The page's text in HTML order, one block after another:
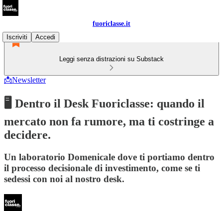
fuoriclasse.it
Iscriviti
Accedi
Leggi senza distrazioni su Substack
📩Newsletter
🖥️ Dentro il Desk Fuoriclasse: quando il
mercato non fa rumore, ma ti costringe a
decidere.
Un laboratorio Domenicale dove ti portiamo dentro
il processo decisionale di investimento, come se ti
sedessi con noi al nostro desk.